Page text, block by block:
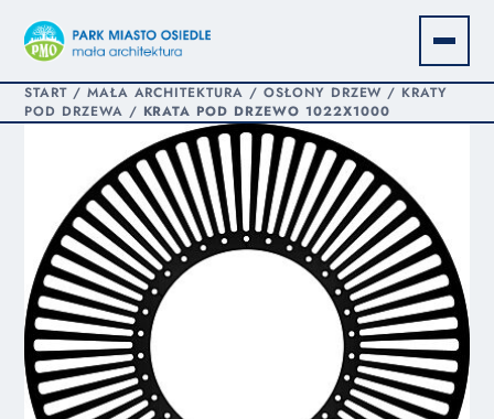
START/ MAŁA ARCHITEKTURA / OSŁONY DRZEW / KRATY
POD DRZEWA / KRATA POD DRZEWO 1022X1000